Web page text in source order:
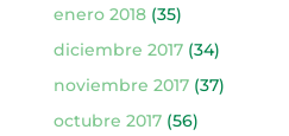
enero 2018(35)
diciembre 2017(34)
noviembre 2017(37)
octubre 2017(56)